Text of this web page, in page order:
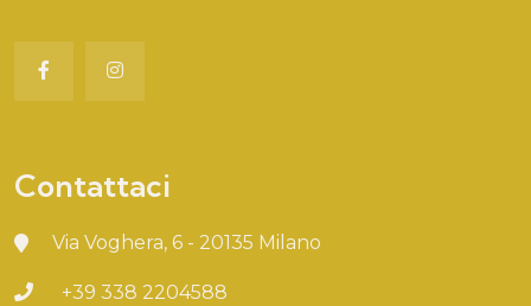
Contattaci
Via Voghera, 6 - 20135 Milano
+39 338 2204588